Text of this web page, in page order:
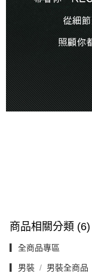
商品相關分類 (6)
▎全商品專區
▎男裝 男裝全商品